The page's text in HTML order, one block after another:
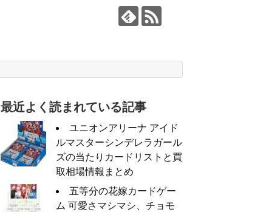
最近よく読まれている記事
ユニオンアリーナ アイド
ルマスターシンデレラガール
ズの当たりカードリストと買
取相場情報まとめ
五等分の花嫁カードゲー
ム 可愛さマシマシ、チョモ